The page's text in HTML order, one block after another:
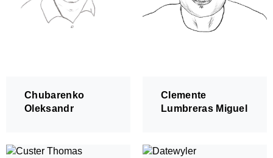
An-/Abmelden
Chubarenko
Oleksandr
Clemente
Lumbreras Miguel